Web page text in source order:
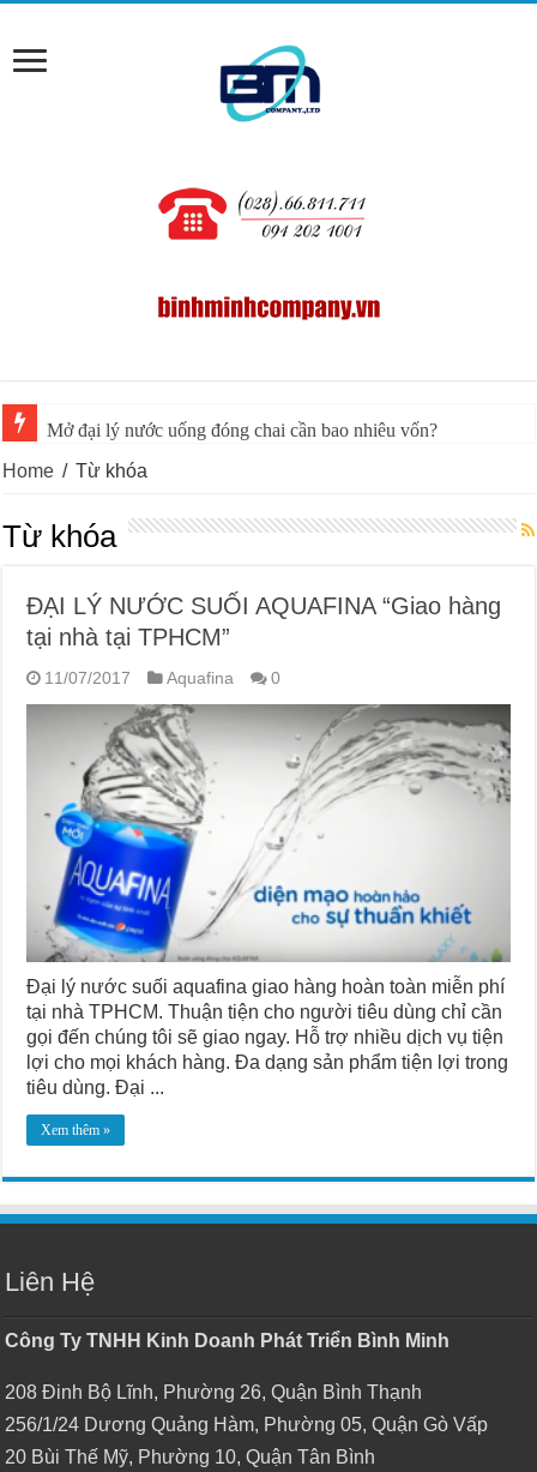
Mở đại lý nước uống đóng chai cần bao nhiêu vốn?
Home / Từ khóa
Từ khóa
ĐẠI LÝ NƯỚC SUỐI AQUAFINA “Giao hàng
tại nhà tại TPHCM”
11/07/2017 Aquafina 0
Đại lý nước suối aquafina giao hàng hoàn toàn miễn phí
tại nhà TPHCM. Thuận tiện cho người tiêu dùng chỉ cần
gọi đến chúng tôi sẽ giao ngay. Hỗ trợ nhiều dịch vụ tiện
lợi cho mọi khách hàng. Đa dạng sản phẩm tiện lợi trong
tiêu dùng. Đại ...
Xem thêm »
Liên Hệ
Công Ty TNHH Kinh Doanh Phát Triển Bình Minh
208 Đinh Bộ Lĩnh, Phường 26, Quận Bình Thạnh
256/1/24 Dương Quảng Hàm, Phường 05, Quận Gò Vấp
20 Bùi Thế Mỹ, Phường 10, Quận Tân Bình